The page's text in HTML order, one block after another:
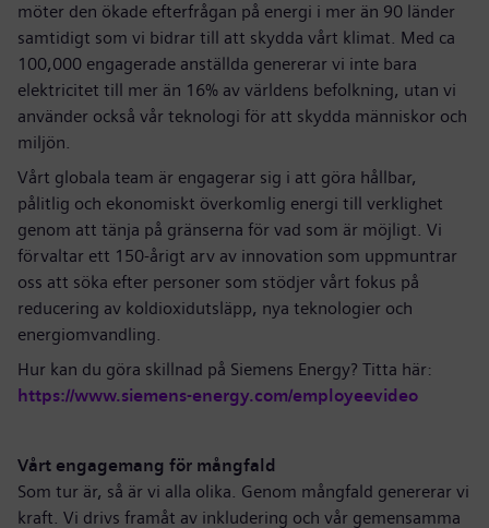
möter den ökade efterfrågan på energi i mer än 90 länder
samtidigt som vi bidrar till att skydda vårt klimat. Med ca
100,000 engagerade anställda genererar vi inte bara
elektricitet till mer än 16% av världens befolkning, utan vi
använder också vår teknologi för att skydda människor och
miljön.
Vårt globala team är engagerar sig i att göra hållbar,
pålitlig och ekonomiskt överkomlig energi till verklighet
genom att tänja på gränserna för vad som är möjligt. Vi
förvaltar ett 150-årigt arv av innovation som uppmuntrar
oss att söka efter personer som stödjer vårt fokus på
reducering av koldioxidutsläpp, nya teknologier och
energiomvandling.
Hur kan du göra skillnad på Siemens Energy? Titta här:
https://www.siemens-energy.com/employeevideo
Vårt engagemang för mångfald
Som tur är, så är vi alla olika. Genom mångfald genererar vi
kraft. Vi drivs framåt av inkludering och vår gemensamma